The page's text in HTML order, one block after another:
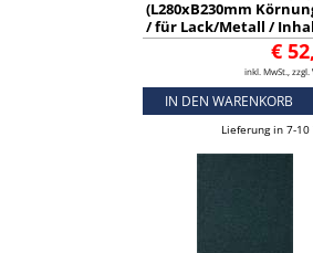
(L280xB230mm
/ für Lack/Metall /
Stück) - 2012
€
inkl. MwSt., zzgl.
IN DEN WARENKORB
Lieferung in 7-10